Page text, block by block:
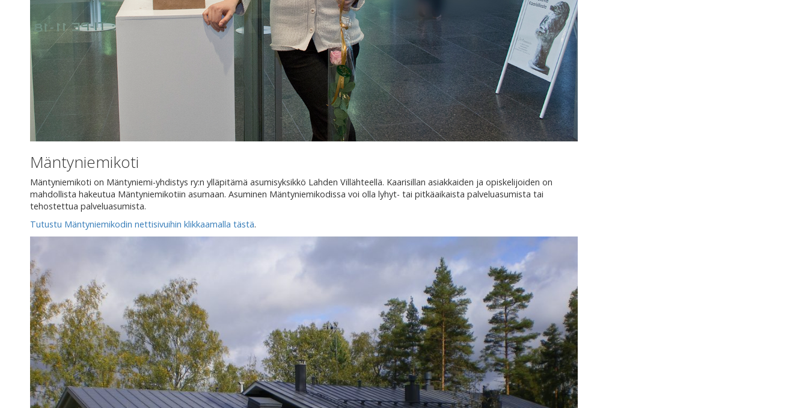
Mäntyniemikoti
Mäntyniemikoti on Mäntyniemi-yhdistys ry:n ylläpitämä asumisyksikkö Lahden Villähteellä. Kaarisillan asiakkaiden ja opiskelijoiden on
mahdollista hakeutua Mäntyniemikotiin asumaan. Asuminen Mäntyniemikodissa voi olla lyhyt- tai pitkäaikaista palveluasumista tai
tehostettua palveluasumista.
Tutustu Mäntyniemikodin nettisivuihin klikkaamalla tästä.